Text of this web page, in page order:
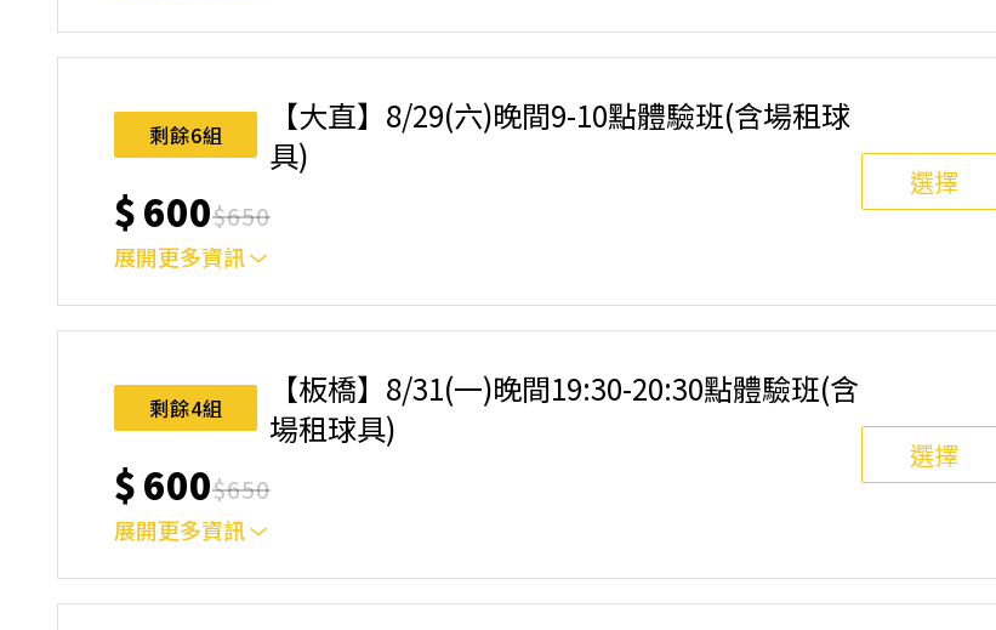
｜單人報名方案說明｜ 本體驗課程採4人開班，8人滿班制。歡迎邀請親友一同報名參加，享受團體運動
完成後，如因天候因素無法上課，僅提供課程延期選項，恕不退費，請參閱【報名與課程異動規則】。報
名後視為您已同意上述規則。
剩餘6組
【大直】8/29(六)晚間9-10點體驗班(含場租球
具)
$600$650
展開更多資訊
選擇
｜單人報名方案說明｜ 本體驗課程採4人開班，8人滿班制。歡迎邀請親友一同報名參加，享受團體運動
完成後，如因天候因素無法上課，僅提供課程延期選項，恕不退費，請參閱【報名與課程異動規則】。報
名後視為您已同意上述規則。
剩餘4組
【板橋】8/31(一)晚間19:30-20:30點體驗班(含
場租球具)
$600$650
展開更多資訊
選擇
｜單人報名方案說明｜ 本體驗課程採4人開班，8人滿班制。歡迎邀請親友一同報名參加，享受團體運動